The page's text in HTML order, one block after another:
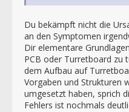
Du bekämpft nicht die
an den Symptomen
Dir elementare
PCB oder Turretboard zu
dem Aufbau auf
Vorgaben und Strukturen
umgesetzt haben, sprich
Fehlers ist nochmals